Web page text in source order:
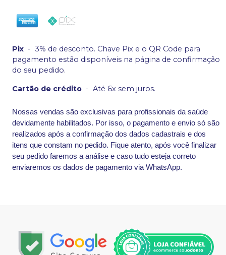
Pix - 3% de desconto. Chave Pix e o QR Code para
pagamento estão disponíveis na página de confirmação
do seu pedido.
Cartão de crédito - Até 6x sem juros.
Nossas vendas são exclusivas para profissionais da saúde
devidamente habilitados. Por isso, o pagamento e envio só são
realizados após a confirmação dos dados cadastrais e dos
itens que constam no pedido. Fique atento, após você finalizar
seu pedido faremos a análise e caso tudo esteja correto
enviaremos os dados de pagamento via WhatsApp.